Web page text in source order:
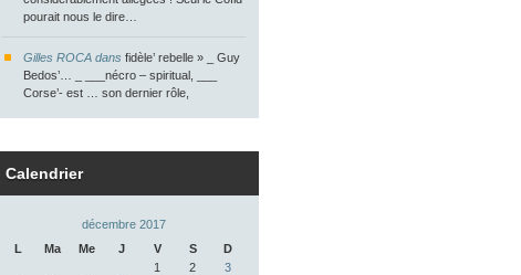
pourait nous le dire…
Gilles ROCA dans fidèle’ rebelle » _ Guy
Bedos’… _ ___nécro – spiritual, ___
Corse’- est … son dernier rôle,
Calendrier
décembre 2017
L
Ma Me J V S D
1 2
3